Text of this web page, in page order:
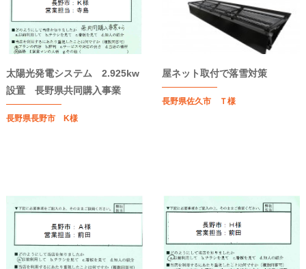
太陽光発電システム 2.925kw
設置 長野県共同購入事業
長野県長野市 K様
屋ネット取付で落雪対策
長野県佐久市 Ｔ様